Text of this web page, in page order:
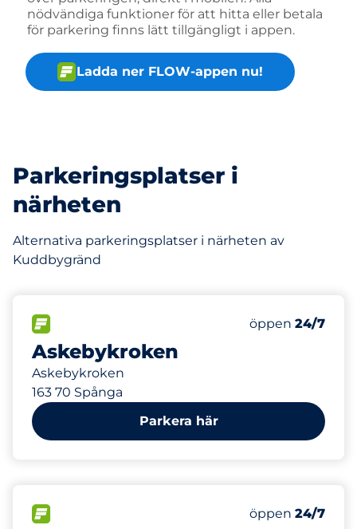
nödvändiga funktioner för att hitta eller betala
för parkering finns lätt tillgängligt i appen.
Ladda ner FLOW-appen nu!
Parkeringsplatser i
närheten
Alternativa parkeringsplatser i närheten av
Kuddbygränd
Askebykroken
Askebykroken
163 70 Spånga
Antal
Totalt antal
Lördag
öppen 24/7
Parkera här
Antal
Totalt antal
Lördag
öppen 24/7